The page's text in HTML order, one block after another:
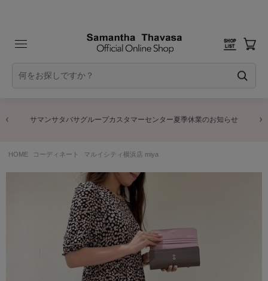
サマンサタバサグループカスタマーセンター夏季休業のお知らせ
HOME コーディネート マルイシティ横浜店 miya